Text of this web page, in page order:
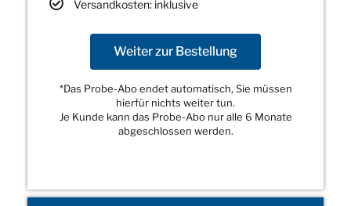
Versandkosten: inklusive
Weiter zur Bestellung
*Das Probe-Abo endet automatisch, Sie müssen
hierfür nichts weiter tun.
Je Kunde kann das Probe-Abo nur alle 6 Monate
abgeschlossen werden.